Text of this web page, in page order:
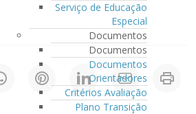
Serviço de Educação
Especial
Documentos
Documentos
Documentos
Orientadores
Critérios Avaliação
Plano Transição